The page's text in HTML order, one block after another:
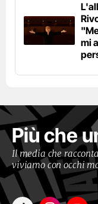
mi
Più che
Il media che
viviamo con occhi